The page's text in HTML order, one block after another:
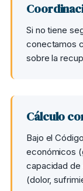
Si no tiene
conectamos
sobre la
Cálculo
Bajo el
económicos
capacidad de
(dolor,